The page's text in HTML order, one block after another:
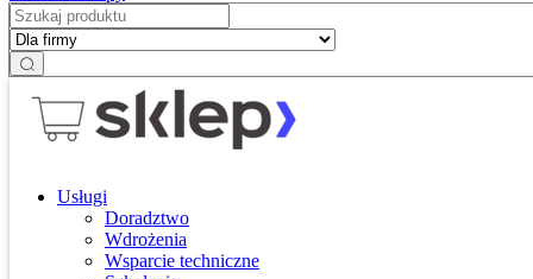
Usługi
Doradztwo
Wdrożenia
Wsparcie techniczne